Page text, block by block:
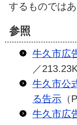
するものではあ
参照
牛久市広
／
牛久市公
る告示（
牛久市広